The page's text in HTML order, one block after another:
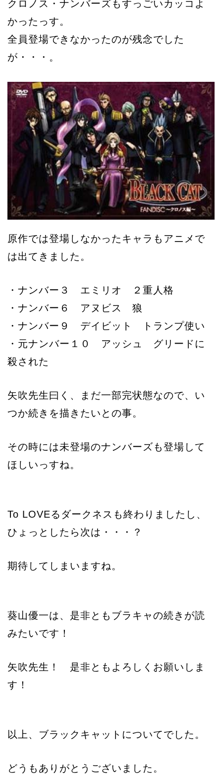
クロノス・ナンバーズもすっごいカッコよ
かったっす。
全員登場できなかったのが残念でした
が・・・。
原作では登場しなかったキャラもアニメで
は出てきました。
・ナンバー３ エミリオ ２重人格
・ナンバー６ アヌビス 狼
・ナンバー９ デイビット トランプ使い
・元ナンバー１０ アッシュ グリードに
殺された
矢吹先生曰く、まだ一部完状態なので、い
つか続きを描きたいとの事。
その時には未登場のナンバーズも登場して
ほしいっすね。
To LOVEるダークネスも終わりましたし、
ひょっとしたら次は・・・？
期待してしまいますね。
葵山優一は、是非ともブラキャの続きが読
みたいです！
矢吹先生！ 是非ともよろしくお願いしま
す！
以上、ブラックキャットについてでした。
どうもありがとうございました。